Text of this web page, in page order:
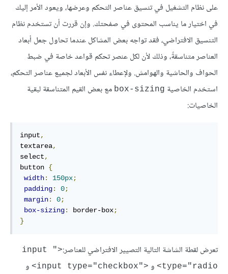
على نظام التشغيل في تنسيق عناصر التحكم وعرضها، ويعود اﻷمر إليك
في اختيار ما يناسب المحتوى في صفحتك. وإن قررت أن تستخدم نظام
التنسيق الافتراضي، فقد تواجه بعض المشاكل عندما تحاول جعل أبعاد
العناصر متناسقةً، وذلك لأن لكل عنصر تحكم قواعد خاصة في ضبط
الحواف والحاشية والهوامش. وﻹعطاء نفس اﻷبعاد لجميع عناصر التحكم،
استخدم الخاصية box-sizing مع بعض القيم المتناسقة لبقية
الخاصيات:
input,
textarea,
select,
button {
width: 150px;
padding: 0;
margin: 0;
box-sizing: border-box;
}
تعرض لقطة الشاشة التالية التصيير الافتراضي للعناصر:
<"input
type="radio>
و <"input type="checkbox> و